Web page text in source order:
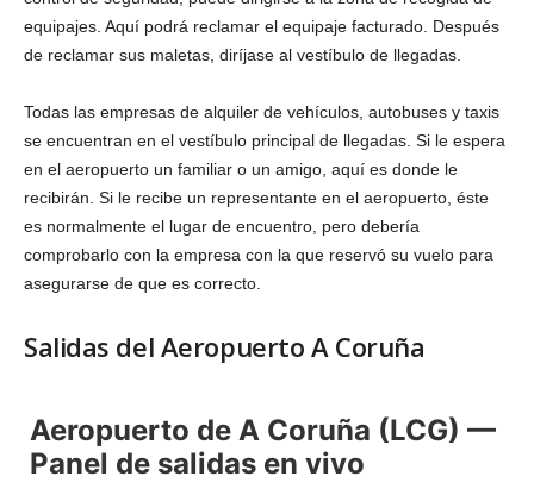
equipajes. Aquí podrá reclamar el equipaje facturado. Después
de reclamar sus maletas, diríjase al vestíbulo de llegadas.
Todas las empresas de alquiler de vehículos, autobuses y taxis
se encuentran en el vestíbulo principal de llegadas. Si le espera
en el aeropuerto un familiar o un amigo, aquí es donde le
recibirán. Si le recibe un representante en el aeropuerto, éste
es normalmente el lugar de encuentro, pero debería
comprobarlo con la empresa con la que reservó su vuelo para
asegurarse de que es correcto.
Salidas del Aeropuerto A Coruña